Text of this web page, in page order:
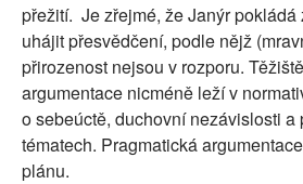
přežití. Je zřejmé, že Janýr
uhájit přesvědčení, podle nějž
přirozenost nejsou v rozporu.
argumentace nicméně leží v
o sebeúctě, duchovní nezávislosti a
tématech. Pragmatická
plánu.